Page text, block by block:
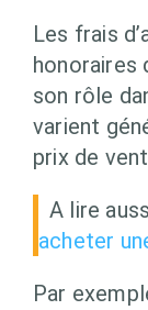
Les frais
honoraires
son rôle
varient
prix de
A lire
acheter
Par